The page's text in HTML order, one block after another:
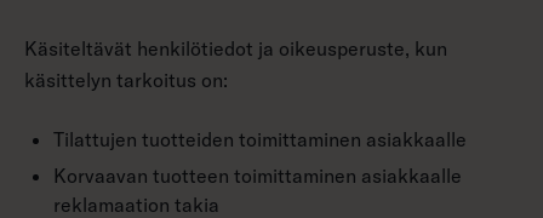
Käsiteltävät henkilötiedot ja oikeusperuste, kun
käsittelyn tarkoitus on:
Tilattujen tuotteiden toimittaminen asiakkaalle
Korvaavan tuotteen toimittaminen asiakkaalle
reklamaation takia